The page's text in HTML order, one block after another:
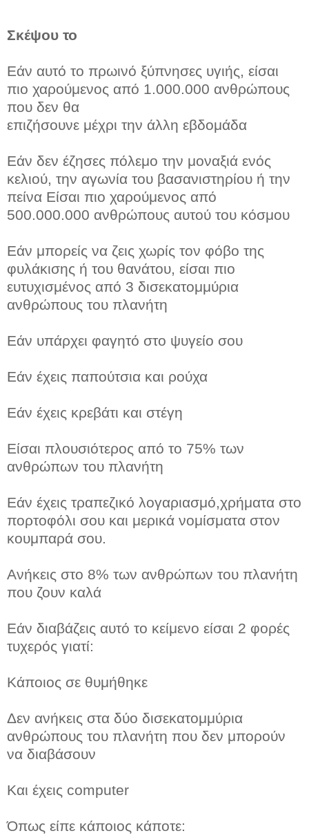
Σκέψου το
Εάν αυτό το πρωινό ξύπνησες υγιής, είσαι
πιο χαρούμενος από 1.000.000 ανθρώπους
που δεν θα
επιζήσουνε μέχρι την άλλη εβδομάδα
Εάν δεν έζησες πόλεμο την μοναξιά ενός
κελιού, την αγωνία του βασανιστηρίου ή την
πείνα Είσαι πιο χαρούμενος από
500.000.000 ανθρώπους αυτού του κόσμου
Εάν μπορείς να ζεις χωρίς τον φόβο της
φυλάκισης ή του θανάτου, είσαι πιο
ευτυχισμένος από 3 δισεκατομμύρια
ανθρώπους του πλανήτη
Εάν υπάρχει φαγητό στο ψυγείο σου
Εάν έχεις παπούτσια και ρούχα
Εάν έχεις κρεβάτι και στέγη
Είσαι πλουσιότερος από το 75% των
ανθρώπων του πλανήτη
Εάν έχεις τραπεζικό λογαριασμό,χρήματα στο
πορτοφόλι σου και μερικά νομίσματα στον
κουμπαρά σου.
Ανήκεις στο 8% των ανθρώπων του πλανήτη
που ζουν καλά
Εάν διαβάζεις αυτό το κείμενο είσαι 2 φορές
τυχερός γιατί:
Κάποιος σε θυμήθηκε
Δεν ανήκεις στα δύο δισεκατομμύρια
ανθρώπους του πλανήτη που δεν μπορούν
να διαβάσουν
Και έχεις computer
Όπως είπε κάποιος κάποτε: